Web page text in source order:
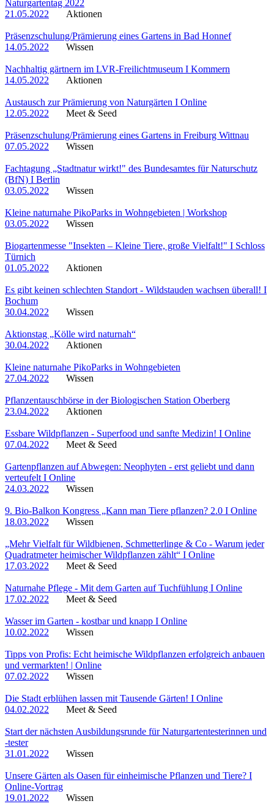
Naturgartentag 2022
21.05.2022
Aktionen
Präsenzschulung/Prämierung eines Gartens in Bad Honnef
14.05.2022
Wissen
Nachhaltig gärtnern im LVR-Freilichtmuseum I Kommern
14.05.2022
Aktionen
Austausch zur Prämierung von Naturgärten I Online
12.05.2022
Meet & Seed
Präsenzschulung/Prämierung eines Gartens in Freiburg Wittnau
07.05.2022
Wissen
Fachtagung „Stadtnatur wirkt!" des Bundesamtes für Naturschutz
(BfN) I Berlin
03.05.2022
Wissen
Kleine naturnahe PikoParks in Wohngebieten | Workshop
03.05.2022
Wissen
Biogartenmesse "Insekten – Kleine Tiere, große Vielfalt!" I Schloss
Türnich
01.05.2022
Aktionen
Es gibt keinen schlechten Standort - Wildstauden wachsen überall! I
Bochum
30.04.2022
Wissen
Aktionstag „Kölle wird naturnah“
30.04.2022
Aktionen
Kleine naturnahe PikoParks in Wohngebieten
27.04.2022
Wissen
Pflanzentauschbörse in der Biologischen Station Oberberg
23.04.2022
Aktionen
Essbare Wildpflanzen - Superfood und sanfte Medizin! I Online
07.04.2022
Meet & Seed
Gartenpflanzen auf Abwegen: Neophyten - erst geliebt und dann
verteufelt I Online
24.03.2022
Wissen
9. Bio-Balkon Kongress „Kann man Tiere pflanzen? 2.0 I Online
18.03.2022
Wissen
„Mehr Vielfalt für Wildbienen, Schmetterlinge & Co - Warum jeder
Quadratmeter heimischer Wildpflanzen zählt“ I Online
17.03.2022
Meet & Seed
Naturnahe Pflege - Mit dem Garten auf Tuchfühlung I Online
17.02.2022
Meet & Seed
Wasser im Garten - kostbar und knapp I Online
10.02.2022
Wissen
Tipps von Profis: Echt heimische Wildpflanzen erfolgreich anbauen
und vermarkten! | Online
07.02.2022
Wissen
Die Stadt erblühen lassen mit Tausende Gärten! I Online
04.02.2022
Meet & Seed
Start der nächsten Ausbildungsrunde für Naturgartentesterinnen und
-tester
31.01.2022
Wissen
Unsere Gärten als Oasen für einheimische Pflanzen und Tiere? I
Online-Vortrag
19.01.2022
Wissen